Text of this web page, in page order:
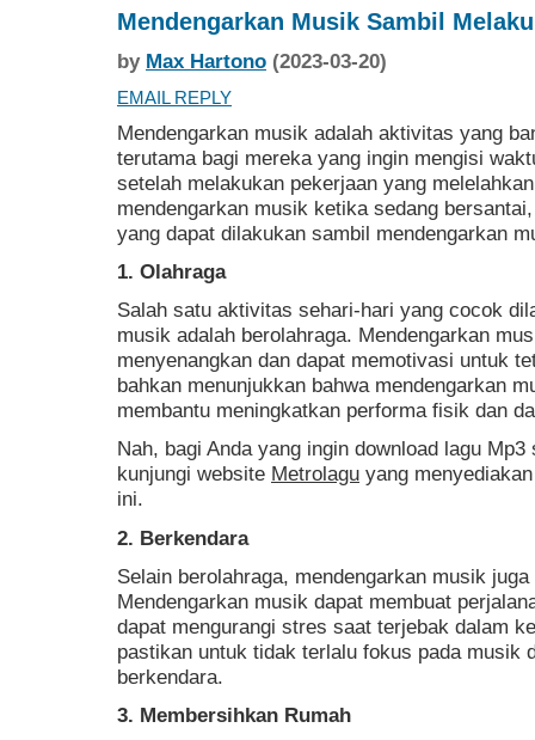
Mendengarkan Musik Sambil
by Max Hartono (2023-03-20)
EMAIL REPLY
Mendengarkan musik adalah aktivitas yang
terutama bagi mereka yang ingin mengisi
setelah melakukan pekerjaan yang
mendengarkan musik ketika sedang
yang dapat dilakukan sambil mendengarkan
1. Olahraga
Salah satu aktivitas sehari-hari yang cocok
musik adalah berolahraga. Mendengarkan
menyenangkan dan dapat memotivasi untuk
bahkan menunjukkan bahwa mendengarkan
membantu meningkatkan performa fisik dan
Nah, bagi Anda yang ingin download lagu
kunjungi website Metrolagu yang
ini.
2. Berkendara
Selain berolahraga, mendengarkan musik
Mendengarkan musik dapat membuat
dapat mengurangi stres saat terjebak dalam
pastikan untuk tidak terlalu fokus pada musik
berkendara.
3. Membersihkan Rumah